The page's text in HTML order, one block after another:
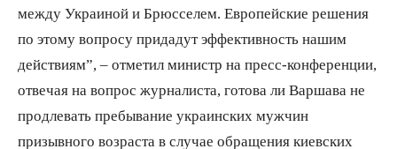
между Украиной и Брюсселем. Европейские решения
по этому вопросу придадут эффективность нашим
действиям”, – отметил министр на пресс-конференции,
отвечая на вопрос журналиста, готова ли Варшава не
продлевать пребывание украинских мужчин
призывного возраста в случае обращения киевских